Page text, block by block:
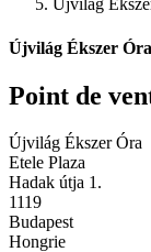
Újvilág
Újvilág Ékszer
Point de
Újvilág Ékszer Óra
Etele Plaza
Hadak útja 1.
1119
Budapest
Hongrie